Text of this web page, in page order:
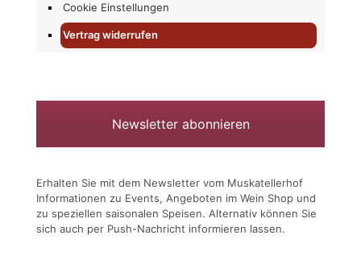
Cookie Einstellungen
Vertrag widerrufen
Newsletter abonnieren
Erhalten Sie mit dem Newsletter vom Muskatellerhof
Informationen zu Events, Angeboten im Wein Shop und
zu speziellen saisonalen Speisen. Alternativ können Sie
sich auch per Push-Nachricht informieren lassen.